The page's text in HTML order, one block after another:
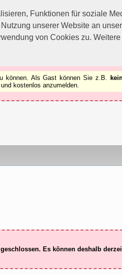
Funktionen für soziale
unserer Website an
von Cookies zu.
können. Als Gast können Sie z.B.
kostenlos anzumelden.
Es können deshalb